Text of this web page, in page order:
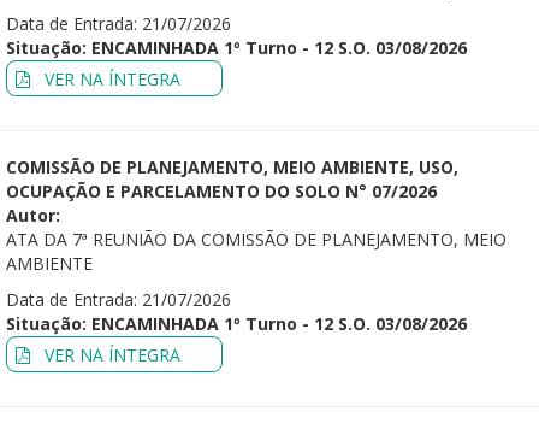
Data de Entrada: 21/07/2026
Situação: ENCAMINHADA 1º Turno - 12 S.O. 03/08/2026
VER NA ÍNTEGRA
COMISSÃO DE PLANEJAMENTO, MEIO AMBIENTE, USO,
OCUPAÇÃO E PARCELAMENTO DO SOLO N° 07/2026
Autor:
ATA DA 7ª REUNIÃO DA COMISSÃO DE PLANEJAMENTO, MEIO
AMBIENTE
Data de Entrada: 21/07/2026
Situação: ENCAMINHADA 1º Turno - 12 S.O. 03/08/2026
VER NA ÍNTEGRA